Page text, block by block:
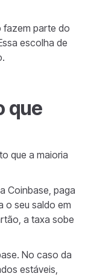
fazem parte do
escolha de
que
que a maioria
Coinbase, paga
o seu saldo em
a taxa sobe
No caso da
estáveis,